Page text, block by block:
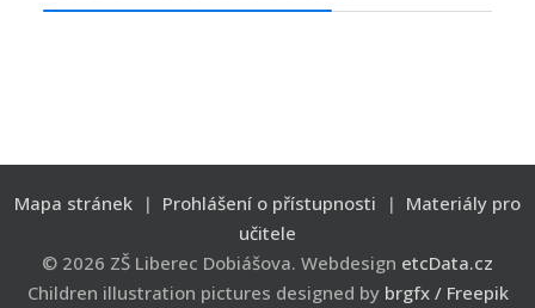
Mapa stránek | Prohlášení o přístupnosti | Materiály pro
učitele
© 2026 ZŠ Liberec Dobiášova. Webdesign etcData.cz
Children illustration pictures designed by brgfx / Freepik